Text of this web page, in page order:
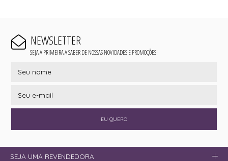
NEWSLETTER
SEJA A PRIMEIRA A SABER DE NOSSAS NOVIDADES E PROMOÇÕES!
EU QUERO
SEJA UMA REVENDEDORA